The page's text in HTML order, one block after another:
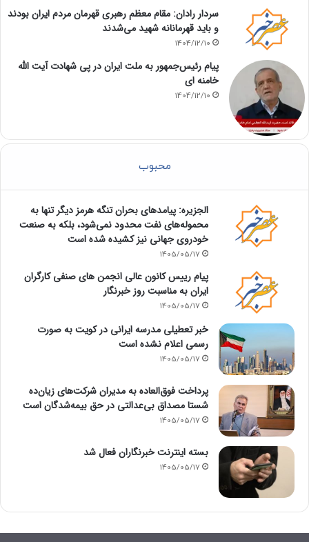
سردار رادان: مقام معظم رهبری قهرمان مردم ایران بودند
و باید قهرمانانه شهید می‌شدند
1404/12/10
پیام رئیس‌جمهور به ملت ایران در پی شهادت آیت الله
خامنه ای
1404/12/10
محبوب
الجزیره: پیامدهای بحران تنگه هرمز دیگر تنها به
محموله‌های نفت محدود نمی‌شود، بلکه به صنعت
خودروی جهانی نیز کشیده شده است
1405/05/17
پیام رییس کانون عالی انجمن های صنفی کارگران
ایران به مناسبت روز خبرنگار
1405/05/17
خبر تعطیلی مدرسه ایرانی در کویت به صورت
رسمی اعلام نشده است
1405/05/17
پرداخت فوق‌العاده به مدیران شرکت‌های زیان‌ده
شستا مصداق بی‌عدالتی در حق بیمه‌شدگان است
1405/05/17
بسته اینترنت خبرنگاران فعال شد
1405/05/17